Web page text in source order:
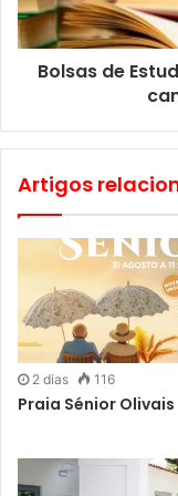
próximo dia 19 de
Maridos”. O ciclo
feira a Sábado às
Preços: De 23€ a
As reservas
https://
maridos-99658
O Casino Lisboa
maiores de 14
Bolsas de
Artigos
2 dias 116
Praia Sénior Olivais